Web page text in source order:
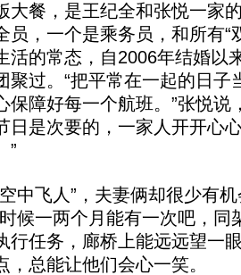
餐，是王纪全和张悦一家的
员，一个是乘务员，和所有“
活的常态，自2006年结婚以
聚过。“把平常在一起的日子
保障好每一个航班。”张悦说
日是次要的，一家人开开心
”
飞人”，夫妻俩却很少有机
时候一两个月能有一次吧，
行任务，廊桥上能远远望一
，总能让他们会心一笑。